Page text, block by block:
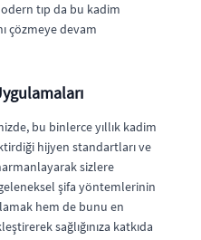
tıp da bu kadim
çözmeye devam
bu binlerce yıllık kadim
hijyen standartları ve
sizlere
şifa yöntemlerinin
hem de bunu en
sağlığınıza katkıda